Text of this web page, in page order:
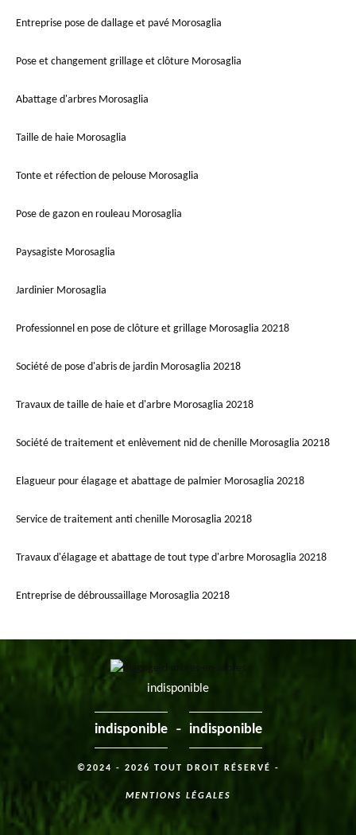
Entreprise pose de dallage et pavé Morosaglia
Pose et changement grillage et clôture Morosaglia
Abattage d'arbres Morosaglia
Taille de haie Morosaglia
Tonte et réfection de pelouse Morosaglia
Pose de gazon en rouleau Morosaglia
Paysagiste Morosaglia
Jardinier Morosaglia
Professionnel en pose de clôture et grillage Morosaglia 20218
Société de pose d'abris de jardin Morosaglia 20218
Travaux de taille de haie et d'arbre Morosaglia 20218
Société de traitement et enlèvement nid de chenille Morosaglia 20218
Elagueur pour élagage et abattage de palmier Morosaglia 20218
Service de traitement anti chenille Morosaglia 20218
Travaux d'élagage et abattage de tout type d'arbre Morosaglia 20218
Entreprise de débroussaillage Morosaglia 20218
indisponible
indisponible - indisponible
©2024 - 2026 TOUT DROIT RÉSERVÉ -
MENTIONS LÉGALES